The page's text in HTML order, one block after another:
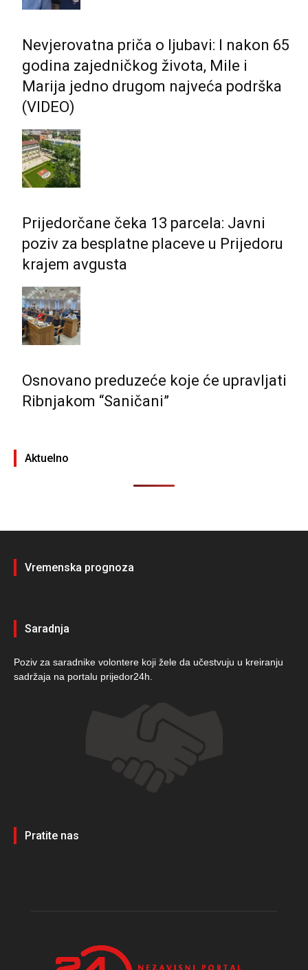
Nevjerovatna priča o ljubavi: I nakon 65
godina zajedničkog života, Mile i
Marija jedno drugom najveća podrška
(VIDEO)
Prijedorčane čeka 13 parcela: Javni
poziv za besplatne placeve u Prijedoru
krajem avgusta
Osnovano preduzeće koje će upravljati
Ribnjakom “Saničani”
Aktuelno
Vremenska prognoza
Saradnja
Poziv za saradnike volontere koji žele da učestvuju u kreiranju
sadržaja na portalu prijedor24h.
Pratite nas